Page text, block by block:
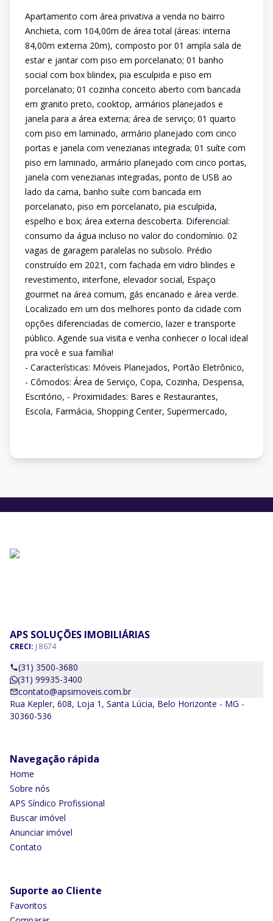
Apartamento com área privativa a venda no bairro
Anchieta, com 104,00m de área total (áreas: interna
84,00m externa 20m), composto por 01 ampla sala de
estar e jantar com piso em porcelanato; 01 banho
social com box blindex, pia esculpida e piso em
porcelanato; 01 cozinha conceito aberto com bancada
em granito preto, cooktop, armários planejados e
janela para a área externa; área de serviço; 01 quarto
com piso em laminado, armário planejado com cinco
portas e janela com venezianas integrada; 01 suíte com
piso em laminado, armário planejado com cinco portas,
janela com venezianas integradas, ponto de USB ao
lado da cama, banho suíte com bancada em
porcelanato, piso em porcelanato, pia esculpida,
espelho e box; área externa descoberta. Diferencial:
consumo da água incluso no valor do condomínio. 02
vagas de garagem paralelas no subsolo. Prédio
construído em 2021, com fachada em vidro blindes e
revestimento, interfone, elevador social, Espaço
gourmet na área comum, gás encanado e área verde.
Localizado em um dos melhores ponto da cidade com
opções diferenciadas de comercio, lazer e transporte
público. Agende sua visita e venha conhecer o local ideal
pra você e sua família!
- Características: Móveis Planejados, Portão Eletrônico,
- Cômodos: Área de Serviço, Copa, Cozinha, Despensa,
Escritório, - Proximidades: Bares e Restaurantes,
Escola, Farmácia, Shopping Center, Supermercado,
APS SOLUÇÕES IMOBILIÁRIAS
CRECI: J 8674
(31) 3500-3680
(31) 99935-3400
contato@apsimoveis.com.br
Rua Kepler, 608, Loja 1, Santa Lúcia, Belo Horizonte - MG -
30360-536
Navegação rápida
Home
Sobre nós
APS Síndico Profissional
Buscar imóvel
Anunciar imóvel
Contato
Suporte ao Cliente
Favoritos